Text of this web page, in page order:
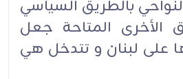
بالطريق السياسي
الأخرى المتاحة جعل
على لبنان و تتدخل هي